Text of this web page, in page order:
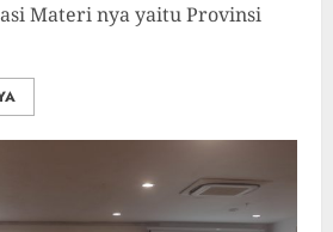
Materi nya yaitu Provinsi